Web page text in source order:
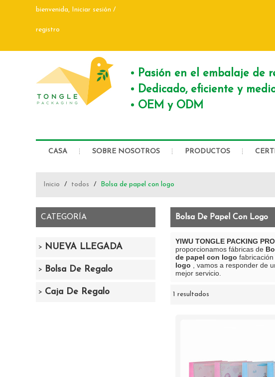
bienvenida, Iniciar sesión /
registro
Pasión en el embalaje de
Dedicado, eficiente y
OEM y ODM
CASA SOBRE NOSOTROS PRODUCTOS
Inicio
/ todos / Bolsa de papel con logo
CATEGORÍA
NUEVA LLEGADA
Bolsa De Regalo
Caja De Regalo
Bolsa De Papel Con Logo
YIWU TONGLE PACKING
proporcionamos fábricas de
de papel con logo
logo , vamos a responder de
mejor servicio.
1 resultados